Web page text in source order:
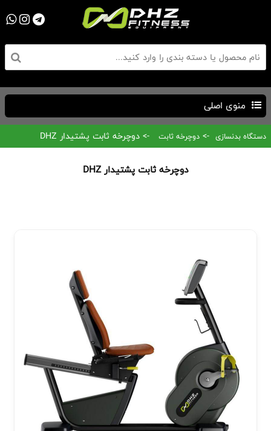
منوی اصلی
دستگاه بدنسازی -> دوچرخه ثابت -> دوچرخه ثابت پشتیدار DHZ
دوچرخه ثابت پشتیدار DHZ